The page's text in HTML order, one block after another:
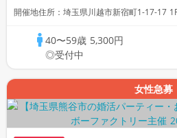
開催地住所：埼玉県川越市新宿町1-17-17
40〜59歳 5,300円
◎受付中
女性急募